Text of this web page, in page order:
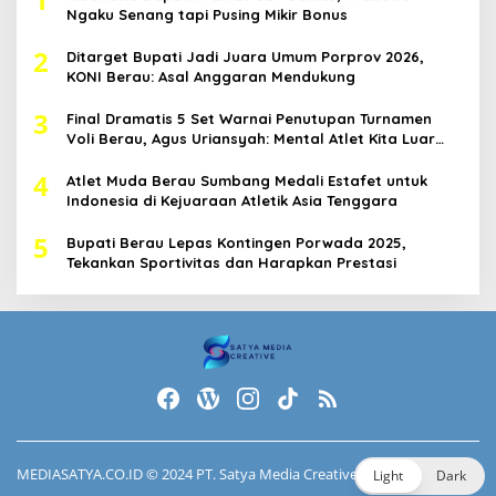
Ngaku Senang tapi Pusing Mikir Bonus
2
Ditarget Bupati Jadi Juara Umum Porprov 2026,
KONI Berau: Asal Anggaran Mendukung
3
Final Dramatis 5 Set Warnai Penutupan Turnamen
Voli Berau, Agus Uriansyah: Mental Atlet Kita Luar
4
Atlet Muda Berau Sumbang Medali Estafet untuk
Indonesia di Kejuaraan Atletik Asia Tenggara
5
Bupati Berau Lepas Kontingen Porwada 2025,
Tekankan Sportivitas dan Harapkan Prestasi
MEDIASATYA.CO.ID© 2024 PT. Satya Media Creative. Light Dark